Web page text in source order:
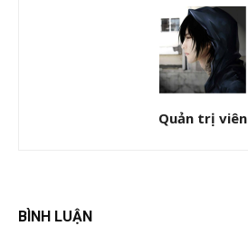
Quản trị viên
BÌNH LUẬN